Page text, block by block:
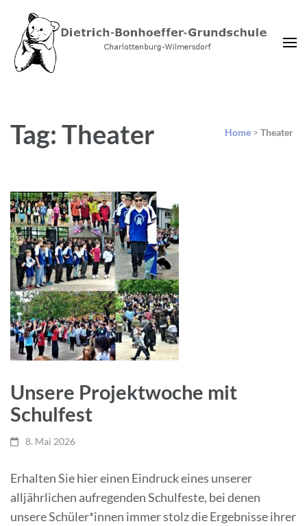
Tag: Theater Home > Theater
Unsere Projektwoche mit
Schulfest
8. Mai 2026
Erhalten Sie hier einen Eindruck eines unserer
alljährlichen aufregenden Schulfeste, bei denen
unsere Schüler*innen immer stolz die Ergebnisse ihrer